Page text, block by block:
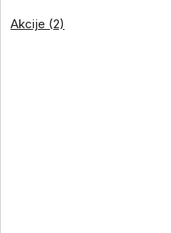
Akcije (2)